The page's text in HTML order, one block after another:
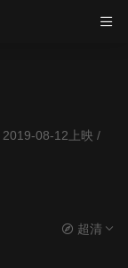
2019-08-12上映 /
超清